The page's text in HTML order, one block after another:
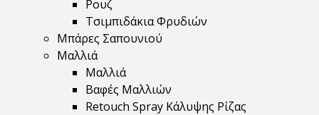
Ρουζ
Τσιμπιδάκια Φρυδιών
Μπάρες Σαπουνιού
Μαλλιά
Μαλλιά
Βαφές Μαλλιών
Retouch Spray Κάλυψης Ρίζας